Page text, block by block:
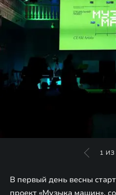
1 ИЗ
В первый день весны